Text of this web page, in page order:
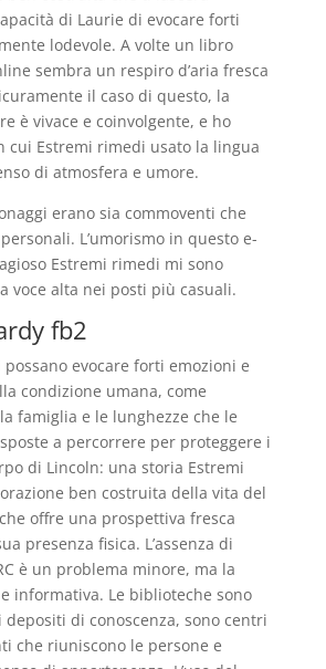
di Laurie di evocare forti
lodevole. A volte un libro
sembra un respiro d’aria fresca
il caso di questo, la
è vivace e coinvolgente, e ho
cui Estremi rimedi usato la lingua
di atmosfera e umore.
erano sia commoventi che
L’umorismo in questo e-
Estremi rimedi mi sono
voce alta nei posti più casuali.
fb2
evocare forti emozioni e
condizione umana, come
famiglia e le lunghezze che le
a percorrere per proteggere i
di Lincoln: una storia Estremi
ben costruita della vita del
offre una prospettiva fresca
presenza fisica. L’assenza di
è un problema minore, ma la
informativa. Le biblioteche sono
di conoscenza, sono centri
che riuniscono le persone e